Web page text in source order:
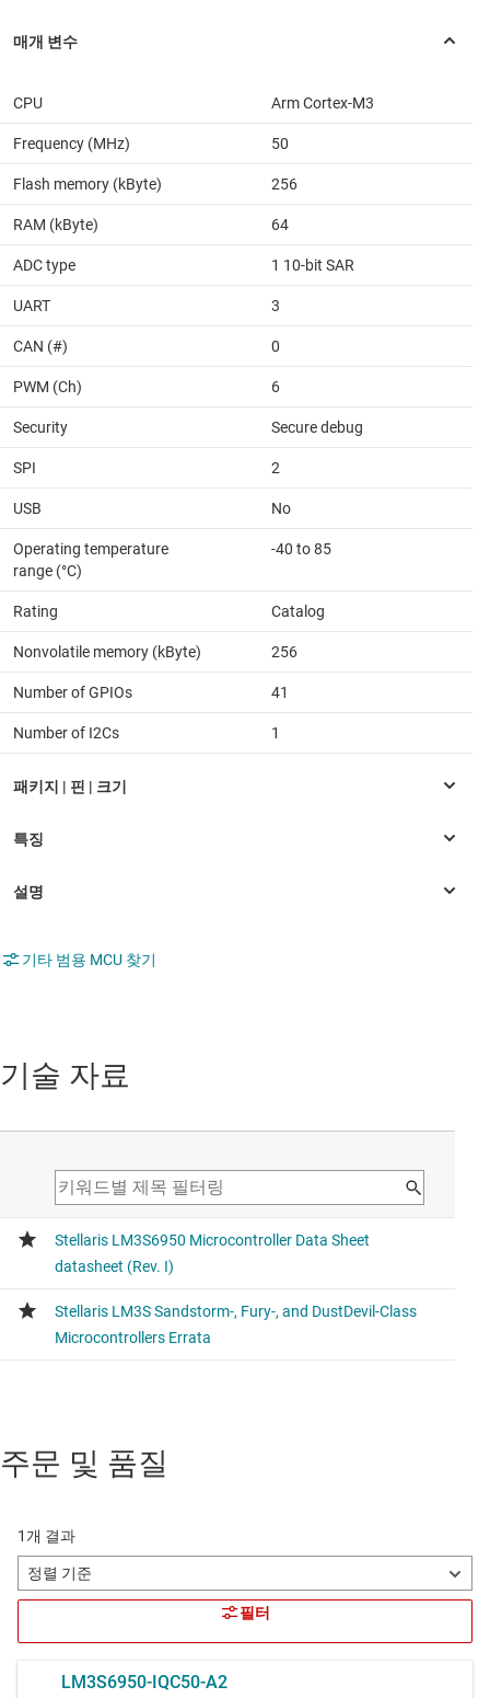
CPU Arm Cortex-M3
Frequency (MHz) 50
Flash memory (kByte) 256
RAM (kByte) 64
ADC type 1 10-bit SAR
UART 3
CAN (#) 0
PWM (Ch) 6
Security Secure debug
SPI 2
USB No
Operating temperature
range (°C)
-40 to 85
Rating Catalog
Nonvolatile memory (kByte) 256
Number of GPIOs 41
Number of I2Cs 1
기타 범용 MCU 찾기
기술 자료
주문 및 품질